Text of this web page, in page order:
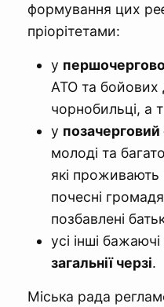
формування цих
пріорітетами:
у
АТО та бойових
чорнобильці, а
у
молоді та
які проживають
почесні
позбавлені
усі інші
загальнії черзі.
Міська рада